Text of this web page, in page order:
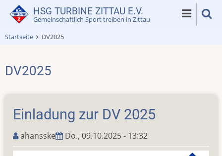
Direkt
zum
HSG TURBINE ZITTAU E.V.
Gemeinschaftlich Sport treiben in Zittau
Startseite
DV2025
DV2025
Einladung zur DV 2025
ahansske Do., 09.10.2025 - 13:32